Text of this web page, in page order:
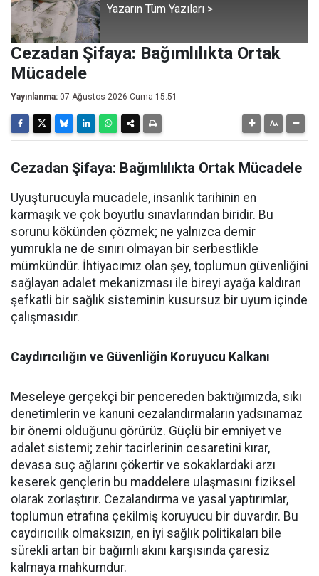
Yazarın Tüm Yazıları >
​Cezadan Şifaya: Bağımlılıkta Ortak
Mücadele
Yayınlanma: 07 Ağustos 2026 Cuma 15:51
​Cezadan Şifaya: Bağımlılıkta Ortak Mücadele
​Uyuşturucuyla mücadele, insanlık tarihinin en
karmaşık ve çok boyutlu sınavlarından biridir. Bu
sorunu kökünden çözmek; ne yalnızca demir
yumrukla ne de sınırı olmayan bir serbestlikle
mümkündür. İhtiyacımız olan şey, toplumun güvenliğini
sağlayan adalet mekanizması ile bireyi ayağa kaldıran
şefkatli bir sağlık sisteminin kusursuz bir uyum içinde
çalışmasıdır.
Caydırıcılığın ve Güvenliğin Koruyucu Kalkanı
​Meseleye gerçekçi bir pencereden baktığımızda, sıkı
denetimlerin ve kanuni cezalandırmaların yadsınamaz
bir önemi olduğunu görürüz. Güçlü bir emniyet ve
adalet sistemi; zehir tacirlerinin cesaretini kırar,
devasa suç ağlarını çökertir ve sokaklardaki arzı
keserek gençlerin bu maddelere ulaşmasını fiziksel
olarak zorlaştırır. Cezalandırma ve yasal yaptırımlar,
toplumun etrafına çekilmiş koruyucu bir duvardır. Bu
caydırıcılık olmaksızın, en iyi sağlık politikaları bile
sürekli artan bir bağımlı akını karşısında çaresiz
kalmaya mahkumdur.